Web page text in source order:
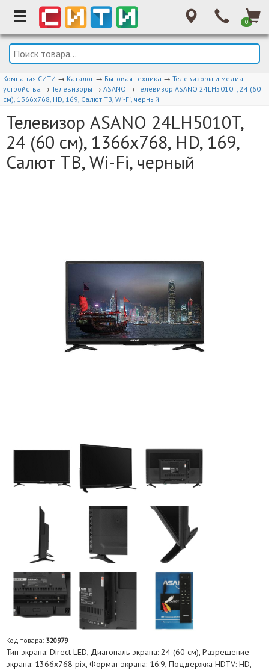
0
Компания СИТИ → Каталог → Бытовая техника → Телевизоры и медиа
устройства → Телевизоры → ASANO → Телевизор ASANO 24LH5010T, 24 (60
см), 1366x768, HD, 169, Салют ТВ, Wi-Fi, черный
Телевизор ASANO 24LH5010T,
24 (60 см), 1366x768, HD, 169,
Салют ТВ, Wi-Fi, черный
Код товара: 320979
Тип экрана: Direct LED, Диагональ экрана: 24 (60 см), Разрешение
экрана: 1366х768 pix, Формат экрана: 16:9, Поддержка HDTV: HD,